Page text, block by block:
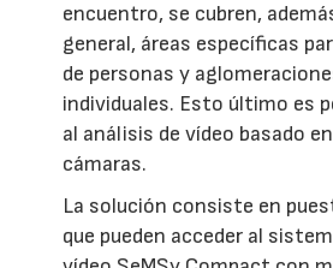
encuentro, se cubren,
general, áreas específicas
de personas y
individuales. Esto último es
al análisis de vídeo basado
cámaras.
La solución consiste en
que pueden acceder al